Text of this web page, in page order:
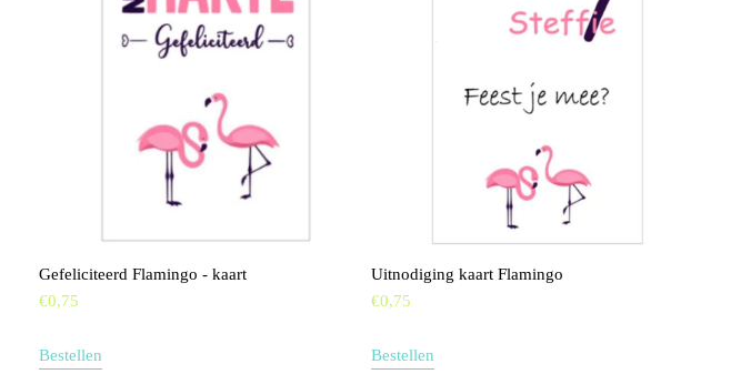
Gefeliciteerd Flamingo - kaart
€0,75
Bestellen
Uitnodiging kaart Flamingo
€0,75
Bestellen